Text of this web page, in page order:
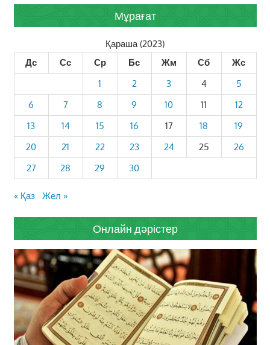
Мұрағат
Қараша (2023)
Дс
Сс Ср Бс Жм Сб
Жс
1
2 3 4
5
6
7 8 9 10 11
12
13
14 15 16 17 18
19
20
21 22 23 24 25
26
27
28 29 30
« Қаз Жел »
Онлайн дәрістер